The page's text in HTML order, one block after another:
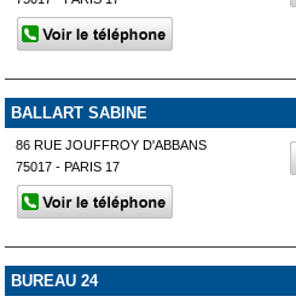
BALLART SABINE
86 RUE JOUFFROY D'ABBANS
75017 - PARIS 17
BUREAU 24